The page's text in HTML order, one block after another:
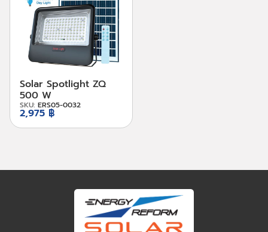
Solar Spotlight ZQ
500 W
SKU: ERS05-0032
2,975 ฿